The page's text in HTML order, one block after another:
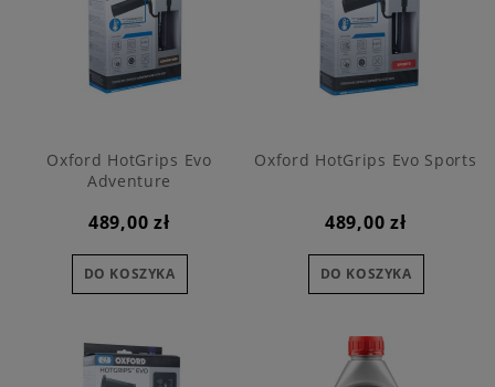
Oxford HotGrips Evo
Adventure
489,00 zł
DO KOSZYKA
Oxford HotGrips Evo Sports
489,00 zł
DO KOSZYKA